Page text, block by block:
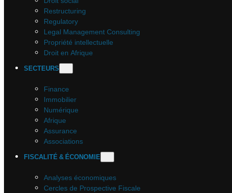
Restructuring
Regulatory
Legal Management Consulting
Propriété intellectuelle
Droit en Afrique
SECTEURS
Finance
Immobilier
Numérique
Afrique
Assurance
Associations
FISCALITÉ & ÉCONOMIE
Analyses économiques
Cercles de Prospective Fiscale